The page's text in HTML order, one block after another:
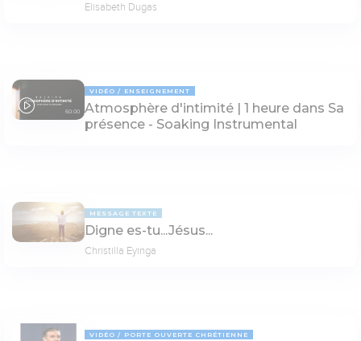
Elisabeth Dugas
60:00
VIDÉO ENSEIGNEMENT
Atmosphère d'intimité | 1 heure dans Sa
présence - Soaking Instrumental
MESSAGE TEXTE
Digne es-tu...Jésus...
Christilla Eyinga
VIDÉO PORTE OUVERTE CHRÉTIENNE